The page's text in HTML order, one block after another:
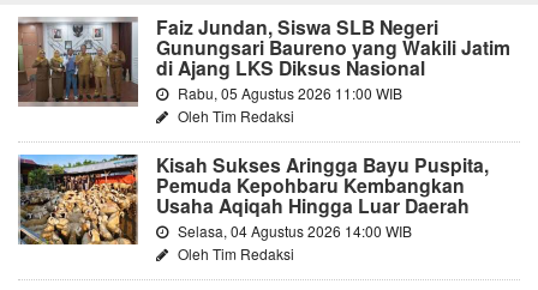
Faiz Jundan, Siswa SLB Negeri
Gunungsari Baureno yang Wakili Jatim
di Ajang LKS Diksus Nasional
Rabu, 05 Agustus 2026 11:00 WIB
Oleh Tim Redaksi
Kisah Sukses Aringga Bayu Puspita,
Pemuda Kepohbaru Kembangkan
Usaha Aqiqah Hingga Luar Daerah
Selasa, 04 Agustus 2026 14:00 WIB
Oleh Tim Redaksi